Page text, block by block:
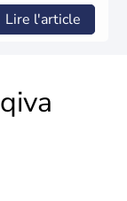
Lire l'article